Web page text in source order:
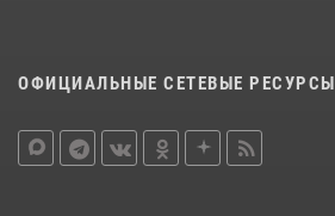
ОФИЦИАЛЬНЫЕ СЕТЕВЫЕ РЕСУРСЫ